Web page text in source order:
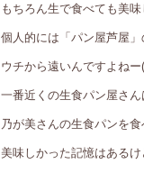
もちろん生で食べても美
個人的には「パン屋芦屋」
ウチから遠いんですよねー
一番近くの生食パン屋さん
乃が美さんの生食パンを
美味しかった記憶はある